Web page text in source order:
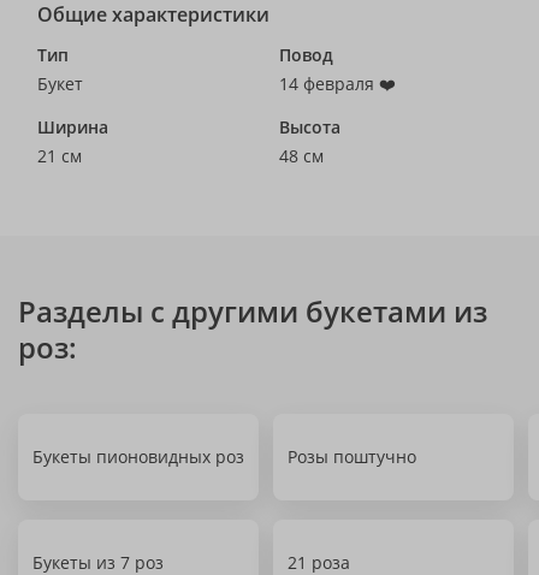
Общие характеристики
Тип
Букет
Повод
14 февраля ❤️
Ширина
21 см
Высота
48 см
Разделы с другими букетами из
роз:
Букеты пионовидных роз Розы поштучно
Букеты из 7 роз 21 роза